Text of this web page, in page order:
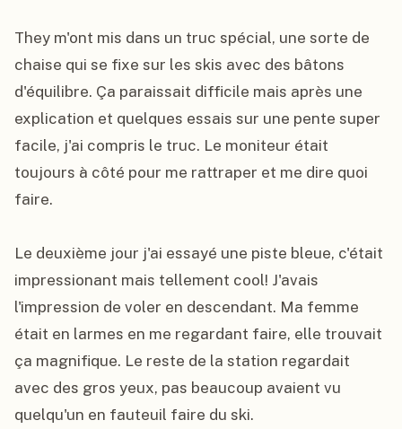
They m'ont mis dans un truc spécial, une sorte de
chaise qui se fixe sur les skis avec des bâtons
d'équilibre. Ça paraissait difficile mais après une
explication et quelques essais sur une pente super
facile, j'ai compris le truc. Le moniteur était
toujours à côté pour me rattraper et me dire quoi
faire.
Le deuxième jour j'ai essayé une piste bleue, c'était
impressionant mais tellement cool! J'avais
l'impression de voler en descendant. Ma femme
était en larmes en me regardant faire, elle trouvait
ça magnifique. Le reste de la station regardait
avec des gros yeux, pas beaucoup avaient vu
quelqu'un en fauteuil faire du ski.